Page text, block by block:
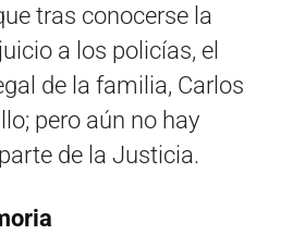
tras conocerse la
a los policías, el
de la familia, Carlos
pero aún no hay
de la Justicia.